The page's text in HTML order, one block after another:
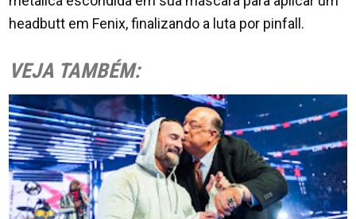
headbutt em Fenix, finalizando a luta por pinfall.
VEJA TAMBÉM: